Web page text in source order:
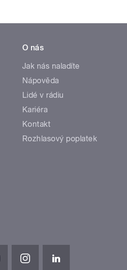
O nás
Jak nás naladíte
Nápověda
Lidé v rádiu
Kariéra
Kontakt
Rozhlasový poplatek